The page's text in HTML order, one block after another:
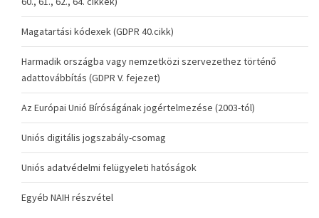
Magatartási kódexek (GDPR 40.cikk)
Harmadik országba vagy nemzetközi szervezethez történő
adattovábbítás (GDPR V. fejezet)
Az Európai Unió Bíróságának jogértelmezése (2003-tól)
Uniós digitális jogszabály-csomag
Uniós adatvédelmi felügyeleti hatóságok
Egyéb NAIH részvétel